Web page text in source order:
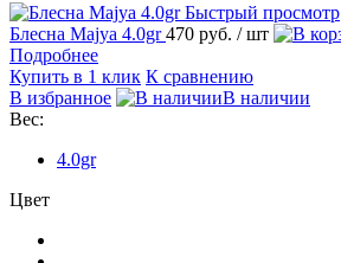
Быстрый просмотр
Блесна Majya 4.0gr470 руб. / шт
Подробнее
Купить в 1 клик К сравнению
В избранное
В наличии
Вес:
4.0gr
Цвет